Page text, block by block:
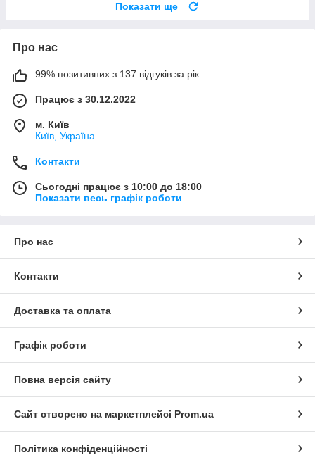
Показати ще
Про нас
99% позитивних з 137 відгуків за рік
Працює з 30.12.2022
м. Київ
Київ, Україна
Контакти
Сьогодні працює з 10:00 до 18:00
Показати весь графік роботи
Про нас
Контакти
Доставка та оплата
Графік роботи
Повна версія сайту
Сайт створено на маркетплейсі Prom.ua
Політика конфіденційності